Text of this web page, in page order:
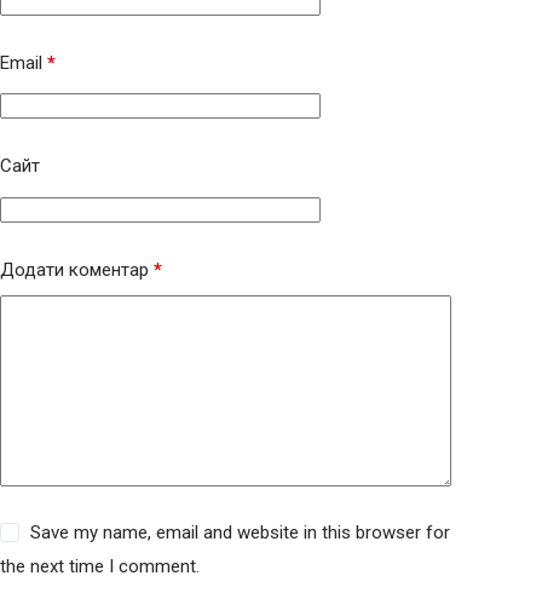
Email *
Сайт
Додати коментар *
Save my name, email and website in this browser for
the next time I comment.